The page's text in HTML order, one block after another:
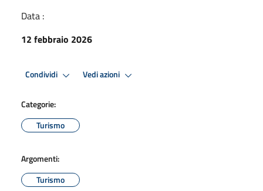
Data :
12 febbraio 2026
Condividi Vedi azioni
Categorie:
Turismo
Argomenti:
Turismo